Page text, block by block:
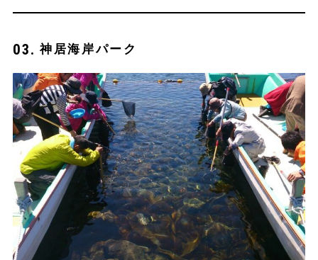
神居海岸パーク